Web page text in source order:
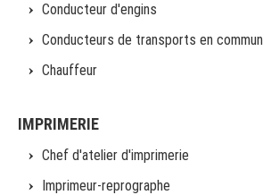
Conducteur d'engins
Conducteurs de transports en commun
Chauffeur
IMPRIMERIE
Chef d'atelier d'imprimerie
Imprimeur-reprographe